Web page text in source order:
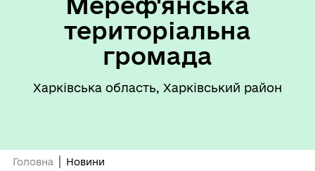
територіальна
громада
Харківська область, Харківський район
Головна Новини